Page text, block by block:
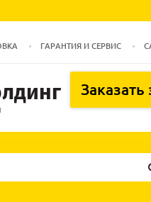
ГАРАНТИЯ И СЕРВИС
Заказать